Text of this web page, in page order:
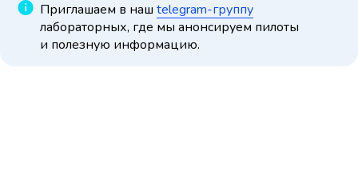
Приглашаем в наш telegram-группу
лабораторных, где мы анонсируем пилоты
и полезную информацию.